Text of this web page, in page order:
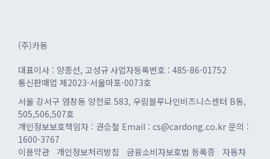
(주)카동
대표이사 : 양종선, 고성규 사업자등록번호 : 485-86-01752
통신판매업 제2023-서울마포-0073호
서울 강서구 염창동 양천로 583, 우림블루나인비즈니스센터 B동,
505,506,507호
개인정보보호책임자 : 권승철 Email : cs@cardong.co.kr 문의 :
1600-3767
이용약관
개인정보처리방침 금융소비자보호법 등록증
자동차